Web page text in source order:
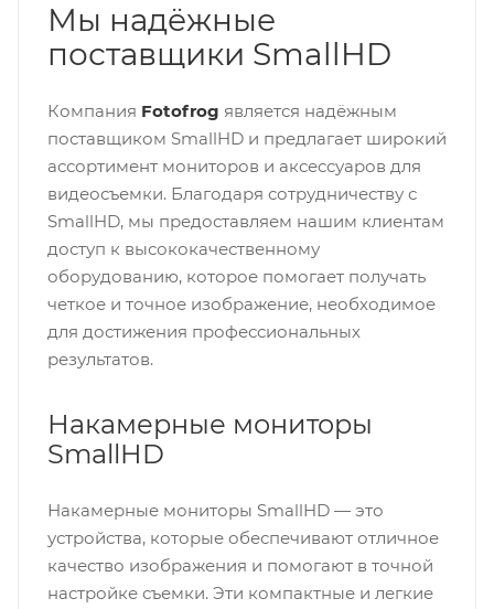
Мы надёжные
поставщики SmallHD
Компания Fotofrog является надёжным
поставщиком SmallHD и предлагает широкий
ассортимент мониторов и аксессуаров для
видеосъемки. Благодаря сотрудничеству с
SmallHD, мы предоставляем нашим клиентам
доступ к высококачественному
оборудованию, которое помогает получать
четкое и точное изображение, необходимое
для достижения профессиональных
результатов.
Накамерные мониторы
SmallHD
Накамерные мониторы SmallHD — это
устройства, которые обеспечивают отличное
качество изображения и помогают в точной
настройке съемки. Эти компактные и легкие